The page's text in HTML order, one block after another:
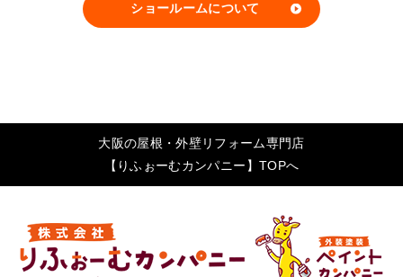
ショールームについて
大阪の屋根・外壁リフォーム専門店
【りふぉーむカンパニー】TOPへ